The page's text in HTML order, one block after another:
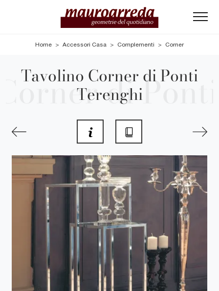
Home > Accessori Casa > Complementi > Corner
Tavolino Corner di Ponti
Terenghi